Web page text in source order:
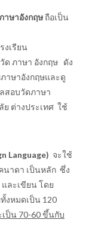
าษาอังกฤษถือเป็น
งเรียน
ด ภาษา อังกฤษ ดัง
าษาอังกฤษและดู
สอบวัดภาษา
ย ต่างประเทศ ใช้
Language) จะใช้
นาดา เป็นหลัก ซึ่ง
ละเขียน โดย
งหมดเป็น 120
ป็น 70-60 ขึ้นกับ